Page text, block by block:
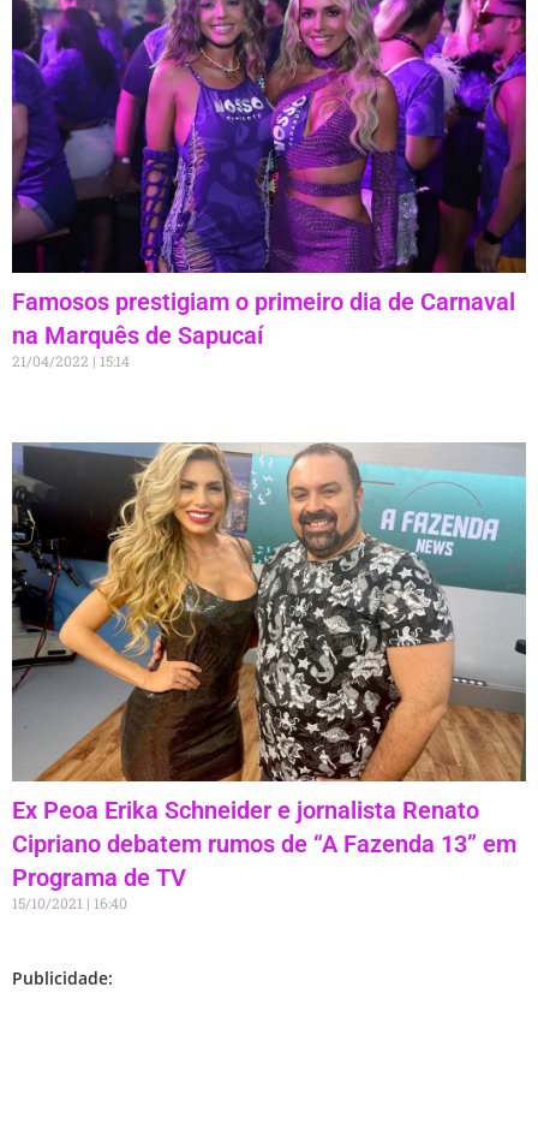
Famosos prestigiam o primeiro dia de Carnaval
na Marquês de Sapucaí
21/04/2022 15:14
Ex Peoa Erika Schneider e jornalista Renato
Cipriano debatem rumos de “A Fazenda 13” em
Programa de TV
15/10/2021 16:40
Publicidade: